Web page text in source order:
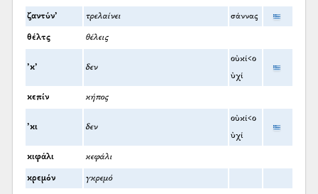
ζαντύν’ τρελαίνει σάννας
θέλτς θέλεις
’κ’ δεν
οὐκί<ο
ὐχί
κεπίν κήπος
’κι δεν
οὐκί<ο
ὐχί
κιφάλι κεφάλι
κρεμόν γκρεμό